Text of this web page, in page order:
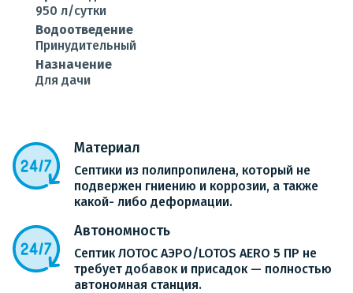
950 л/сутки
Водоотведение
Принудительный
Назначение
Для дачи
Материал
Септики из полипропилена, который не
подвержен гниению и коррозии, а также
какой- либо деформации.
Автономность
Септик ЛОТОС АЭРО/LOTOS AERO 5 ПР не
требует добавок и присадок — полностью
автономная станция.